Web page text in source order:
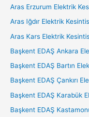
Aras Erzurum Elektrik
Aras Iğdır Elektrik
Aras Kars Elektrik
Başkent EDAŞ Ankara
Başkent EDAŞ Bartın
Başkent EDAŞ Çankırı
Başkent EDAŞ Karabük
Başkent EDAŞ